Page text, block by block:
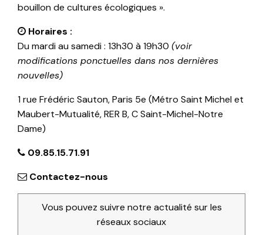
bouillon de cultures écologiques ».
Horaires :
Du mardi au samedi : 13h30 à 19h30 (voir
modifications ponctuelles dans nos dernières
nouvelles)
1 rue Frédéric Sauton, Paris 5e (Métro Saint Michel et
Maubert-Mutualité, RER B, C Saint-Michel-Notre
Dame)
09.85.15.71.91
Contactez-nous
Vous pouvez suivre notre actualité sur les
réseaux sociaux